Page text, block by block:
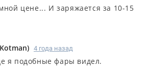
цене... И заряжается за 10-15
Kotman) 4 года назад
я подобные фары видел.